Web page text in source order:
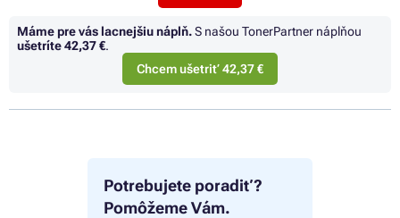
Potrebujete poradiť?
Pomôžeme Vám.
Máme pre vás lacnejšiu náplň.S našou TonerPartner náplňou
ušetríte42,37 €.
Chcem ušetriť 42,37 €